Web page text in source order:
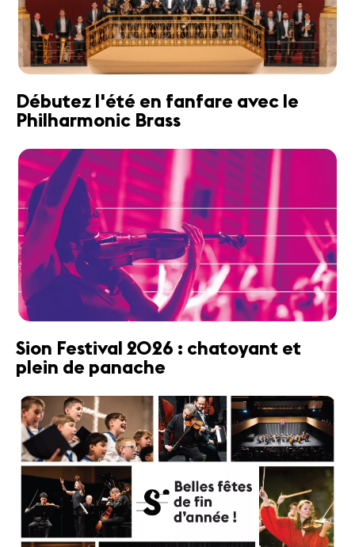
Débutez l'été en fanfare avec le
Philharmonic Brass
Sion Festival 2026 : chatoyant et
plein de panache